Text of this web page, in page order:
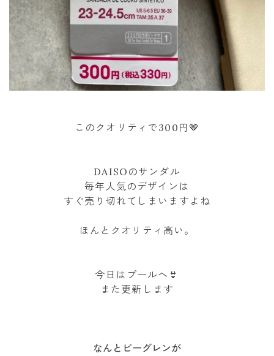
このクオリティで300円🤎
DAISOのサンダル
毎年人気のデザインは
すぐ売り切れてしまいますよね
ほんとクオリティ高い。
今日はプールへ👙
また更新します
なんとビーグレンが